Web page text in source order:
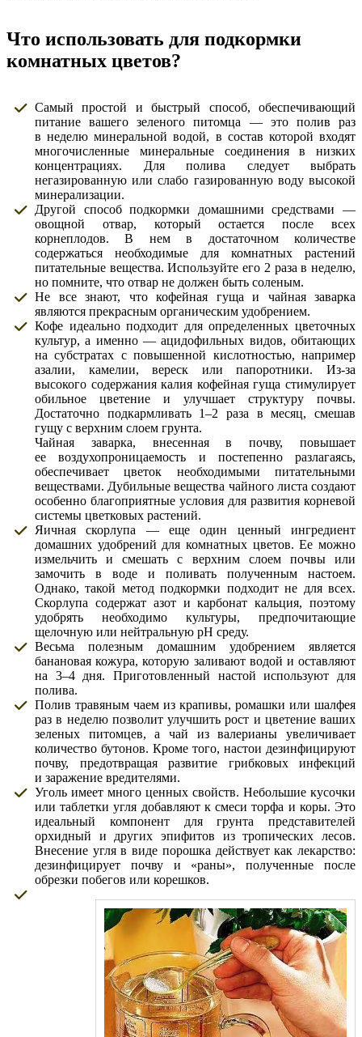
Что использовать для подкормки
комнатных цветов?
Самый простой и быстрый способ, обеспечивающий
питание вашего зеленого питомца — это полив раз
в неделю минеральной водой, в состав которой входят
многочисленные минеральные соединения в низких
концентрациях. Для полива следует выбрать
негазированную или слабо газированную воду высокой
минерализации.
Другой способ подкормки домашними средствами —
овощной отвар, который остается после всех
корнеплодов. В нем в достаточном количестве
содержаться необходимые для комнатных растений
питательные вещества. Используйте его 2 раза в неделю,
но помните, что отвар не должен быть соленым.
Не все знают, что кофейная гуща и чайная заварка
являются прекрасным органическим удобрением.
Кофе идеально подходит для определенных цветочных
культур, а именно — ацидофильных видов, обитающих
на субстратах с повышенной кислотностью, например
азалии, камелии, вереск или папоротники. Из-за
высокого содержания калия кофейная гуща стимулирует
обильное цветение и улучшает структуру почвы.
Достаточно подкармливать 1–2 раза в месяц, смешав
гущу с верхним слоем грунта.
Чайная заварка, внесенная в почву, повышает
ее воздухопроницаемость и постепенно разлагаясь,
обеспечивает цветок необходимыми питательными
веществами. Дубильные вещества чайного листа создают
особенно благоприятные условия для развития корневой
системы цветковых растений.
Яичная скорлупа — еще один ценный ингредиент
домашних удобрений для комнатных цветов. Ее можно
измельчить и смешать с верхним слоем почвы или
замочить в воде и поливать полученным настоем.
Однако, такой метод подкормки подходит не для всех.
Скорлупа содержат азот и карбонат кальция, поэтому
удобрять необходимо культуры, предпочитающие
щелочную или нейтральную рН среду.
Весьма полезным домашним удобрением является
банановая кожура, которую заливают водой и оставляют
на 3–4 дня. Приготовленный настой используют для
полива.
Полив травяным чаем из крапивы, ромашки или шалфея
раз в неделю позволит улучшить рост и цветение ваших
зеленых питомцев, а чай из валерианы увеличивает
количество бутонов. Кроме того, настои дезинфицируют
почву, предотвращая развитие грибковых инфекций
и заражение вредителями.
Уголь имеет много ценных свойств. Небольшие кусочки
или таблетки угля добавляют к смеси торфа и коры. Это
идеальный компонент для грунта представителей
орхидный и других эпифитов из тропических лесов.
Внесение угля в виде порошка действует как лекарство:
дезинфицирует почву и «раны», полученные после
обрезки побегов или корешков.